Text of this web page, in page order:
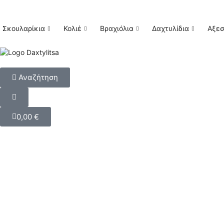
Σκουλαρίκια Κολιέ Βραχιόλια Δαχτυλίδια
Αναζήτηση
0,00 €